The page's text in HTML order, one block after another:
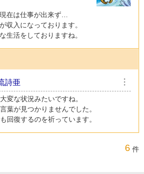
在は仕事が出来ず…
収入になっております。
生活をしておりますね。
詩亜 ︙
変な状況みたいですね。
葉が見つかりませんでした。
回復するのを祈っています。
6 件